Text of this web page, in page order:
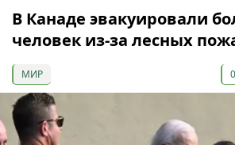
В Канаде эвакуировали
человек из-за лесных
МИР